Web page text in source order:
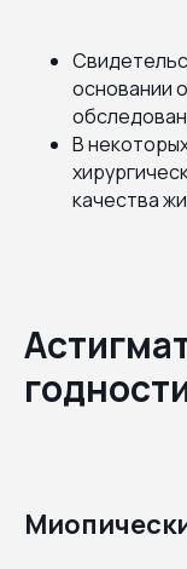
основании
В
качества